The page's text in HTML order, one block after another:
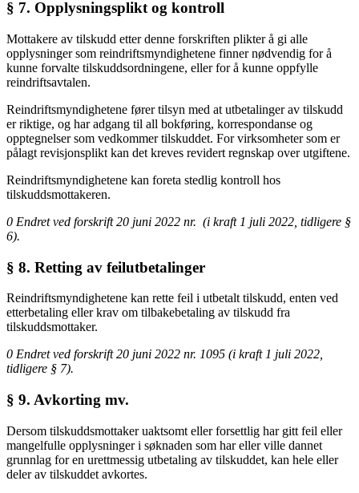
§ 7. Opplysningsplikt og kontroll
Mottakere av tilskudd etter denne forskriften plikter å gi alle
opplysninger som reindriftsmyndighetene finner nødvendig for å
kunne forvalte tilskuddsordningene, eller for å kunne oppfylle
reindriftsavtalen.
Reindriftsmyndighetene fører tilsyn med at utbetalinger av tilskudd
er riktige, og har adgang til all bokføring, korrespondanse og
opptegnelser som vedkommer tilskuddet. For virksomheter som er
pålagt revisjonsplikt kan det kreves revidert regnskap over utgiftene.
Reindriftsmyndighetene kan foreta stedlig kontroll hos
tilskuddsmottakeren.
0 Endret ved forskrift 20 juni 2022 nr. (i kraft 1 juli 2022, tidligere §
6).
§ 8. Retting av feilutbetalinger
Reindriftsmyndighetene kan rette feil i utbetalt tilskudd, enten ved
etterbetaling eller krav om tilbakebetaling av tilskudd fra
tilskuddsmottaker.
0 Endret ved forskrift 20 juni 2022 nr. 1095 (i kraft 1 juli 2022,
tidligere § 7).
§ 9. Avkorting mv.
Dersom tilskuddsmottaker uaktsomt eller forsettlig har gitt feil eller
mangelfulle opplysninger i søknaden som har eller ville dannet
grunnlag for en urettmessig utbetaling av tilskuddet, kan hele eller
deler av tilskuddet avkortes.